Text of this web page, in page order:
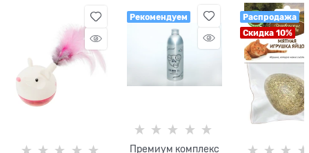
Рекомендуем
Премиум комплекс
Распродажа
Скидка 10%